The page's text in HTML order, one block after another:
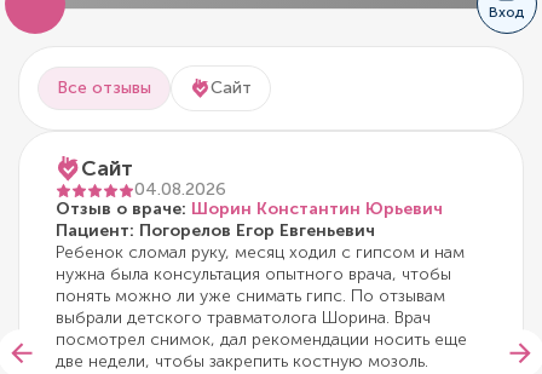
Вход
Все отзывы Сайт
Сайт
04.08.2026
Отзыв о враче: Шорин Константин Юрьевич
Пациент: Погорелов Егор Евгеньевич
Ребенок сломал руку, месяц ходил с гипсом и нам
нужна была консультация опытного врача, чтобы
понять можно ли уже снимать гипс. По отзывам
выбрали детского травматолога Шорина. Врач
посмотрел снимок, дал рекомендации носить еще
две недели, чтобы закрепить костную мозоль.